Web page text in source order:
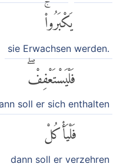
يَكْبَرُوا۟ۚ
sie Erwachsen werden.
فَلْيَسْتَعْفِفْۖ
soll er sich enthalten
فَلْيَأْكُلْ
dann soll er verzehren